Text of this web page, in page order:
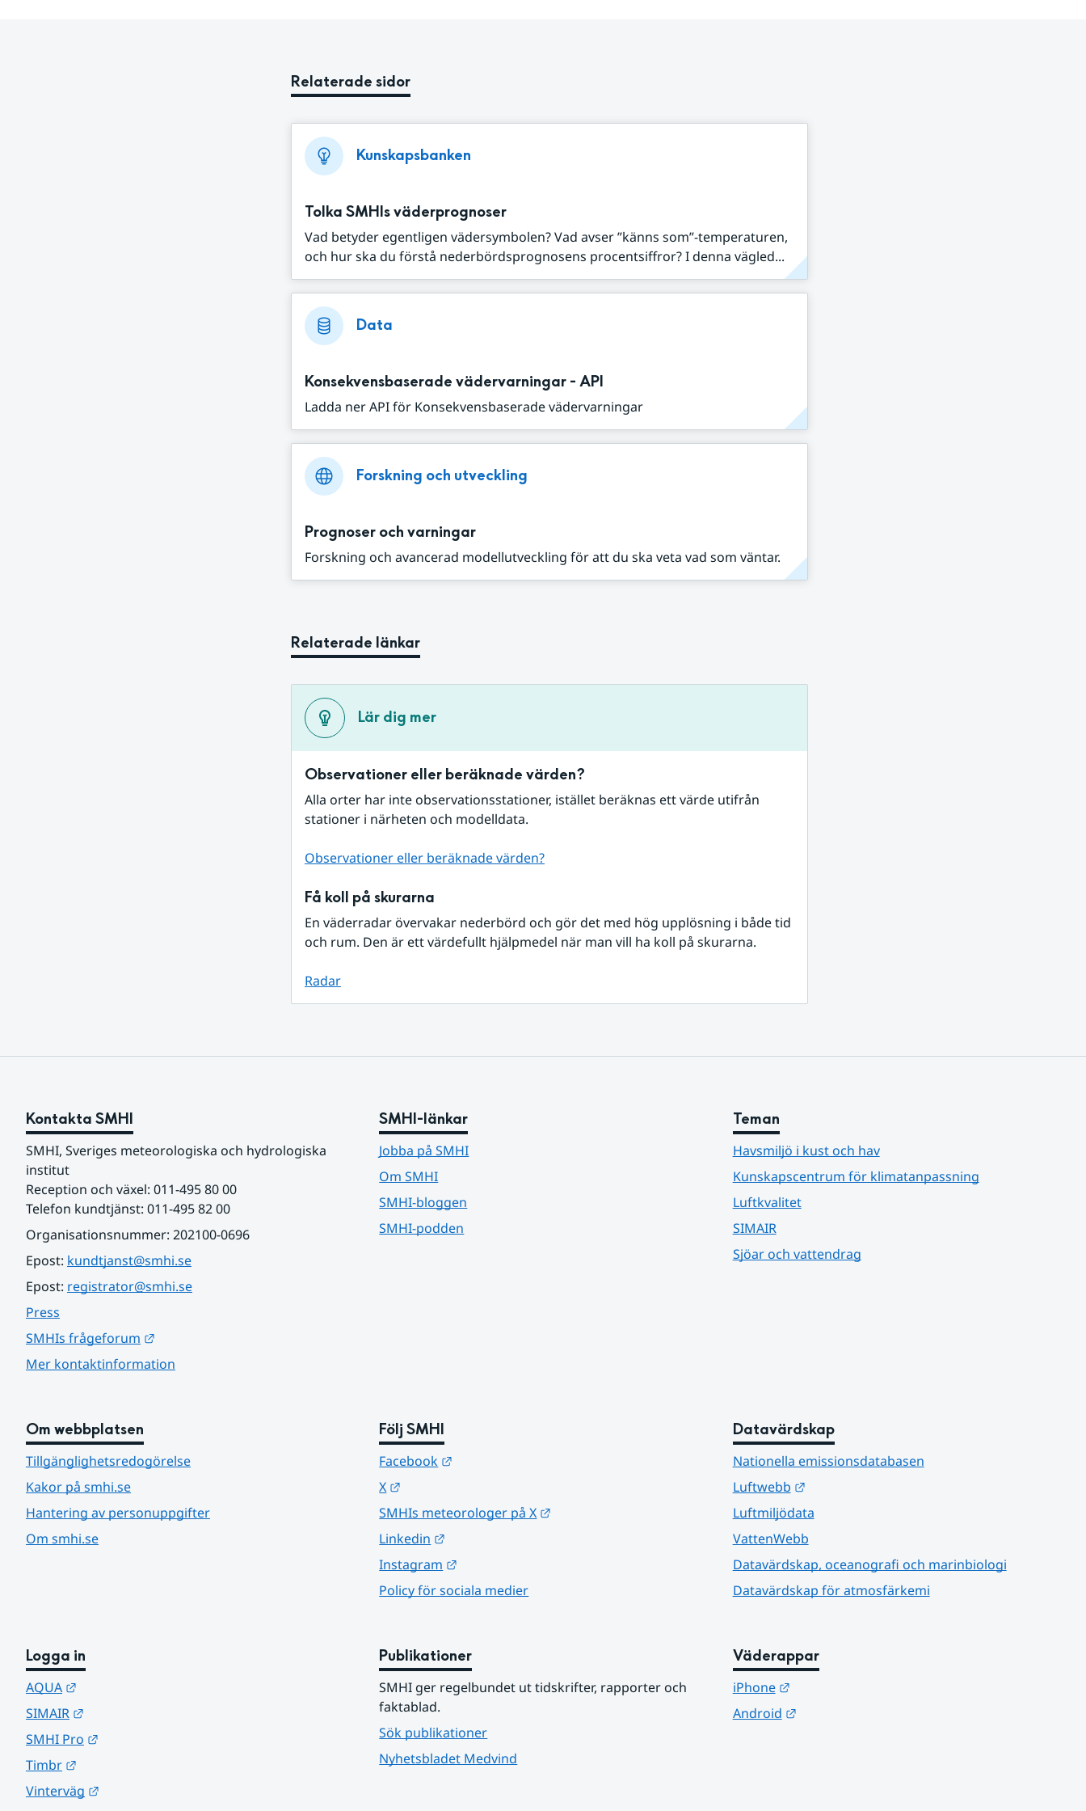
Relaterade sidor
Kunskapsbanken
Tolka SMHIs väderprognoser
Vad betyder egentligen vädersymbolen? Vad avser ”känns som”-temperaturen,
och hur ska du förstå nederbördsprognosens procentsiffror? I denna vägled...
Data
Konsekvensbaserade vädervarningar - API
Ladda ner API för Konsekvensbaserade vädervarningar
Forskning och utveckling
Prognoser och varningar
Forskning och avancerad modellutveckling för att du ska veta vad som väntar.
Relaterade länkar
Lär dig mer
Observationer eller beräknade värden?
Alla orter har inte observationsstationer, istället beräknas ett värde utifrån
stationer i närheten och modelldata.
Observationer eller beräknade värden?
Få koll på skurarna
En väderradar övervakar nederbörd och gör det med hög upplösning i både tid
och rum. Den är ett värdefullt hjälpmedel när man vill ha koll på skurarna.
Radar
Kontakta SMHI
SMHI, Sveriges meteorologiska och hydrologiska
institut
Reception och växel: 011-495 80 00
Telefon kundtjänst: 011-495 82 00
Organisationsnummer: 202100-0696
Epost: kundtjanst@smhi.se
Epost: registrator@smhi.se
Press
SMHIs frågeforum
Mer kontaktinformation
SMHI-länkar
Jobba på SMHI
Om SMHI
SMHI-bloggen
SMHI-podden
Teman
Havsmiljö i kust och hav
Kunskapscentrum för klimatanpassning
Luftkvalitet
SIMAIR
Sjöar och vattendrag
Om webbplatsen
Tillgänglighetsredogörelse
Kakor på smhi.se
Hantering av personuppgifter
Om smhi.se
Följ SMHI
Facebook
X
SMHIs meteorologer på X
Linkedin
Instagram
Policy för sociala medier
Datavärdskap
Nationella emissionsdatabasen
Luftwebb
Länk till annan webbplats.
Luftmiljödata
VattenWebb
Datavärdskap, oceanografi och marinbiologi
Datavärdskap för atmosfärkemi
Logga in
AQUA
SIMAIR
SMHI Pro
Timbr
Vinterväg
Publikationer
SMHI ger regelbundet ut tidskrifter, rapporter och
faktablad.
Sök publikationer
Nyhetsbladet Medvind
Väderappar
iPhone
Länk till annan webbplats.
Android
Länk till annan webbplats.